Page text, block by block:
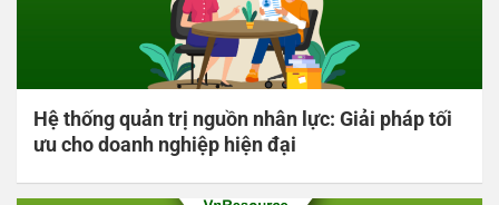
Hệ thống quản trị nguồn nhân lực: Giải pháp tối
ưu cho doanh nghiệp hiện đại